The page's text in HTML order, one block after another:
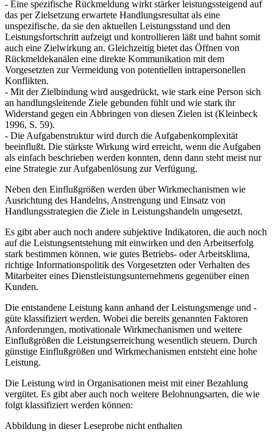
- Eine spezifische Rückmeldung wirkt stärker leistungssteigend auf
das per Zielsetzung erwartete Handlungsresultat als eine
unspezifische, da sie den aktuellen Leistungsstand und den
Leistungsfortschritt aufzeigt und kontrollieren läßt und bahnt somit
auch eine Zielwirkung an. Gleichzeitig bietet das Öffnen von
Rückmeldekanälen eine direkte Kommunikation mit dem
Vorgesetzten zur Vermeidung von potentiellen intrapersonellen
Konflikten.
- Mit der Zielbindung wird ausgedrückt, wie stark eine Person sich
an handlungsleitende Ziele gebunden fühlt und wie stark ihr
Widerstand gegen ein Abbringen von diesen Zielen ist (Kleinbeck
1996, S. 59).
- Die Aufgabenstruktur wird durch die Aufgabenkomplexität
beeinflußt. Die stärkste Wirkung wird erreicht, wenn die Aufgaben
als einfach beschrieben werden konnten, denn dann steht meist nur
eine Strategie zur Aufgabenlösung zur Verfügung.
Neben den Einflußgrößen werden über Wirkmechanismen wie
Ausrichtung des Handelns, Anstrengung und Einsatz von
Handlungsstrategien die Ziele in Leistungshandeln umgesetzt.
Es gibt aber auch noch andere subjektive Indikatoren, die auch noch
auf die Leistungsentstehung mit einwirken und den Arbeitserfolg
stark bestimmen können, wie gutes Betriebs- oder Arbeitsklima,
richtige Informationspolitik des Vorgesetzten oder Verhalten des
Mitarbeiter eines Dienstleistungsunternehmens gegenüber einen
Kunden.
Die entstandene Leistung kann anhand der Leistungsmenge und -
güte klassifiziert werden. Wobei die bereits genannten Faktoren
Anforderungen, motivationale Wirkmechanismen und weitere
Einflußgrößen die Leistungserreichung wesentlich steuern. Durch
günstige Einflußgrößen und Wirkmechanismen entsteht eine hohe
Leistung.
Die Leistung wird in Organisationen meist mit einer Bezahlung
vergütet. Es gibt aber auch noch weitere Belohnungsarten, die wie
folgt klassifiziert werden können:
Abbildung in dieser Leseprobe nicht enthalten